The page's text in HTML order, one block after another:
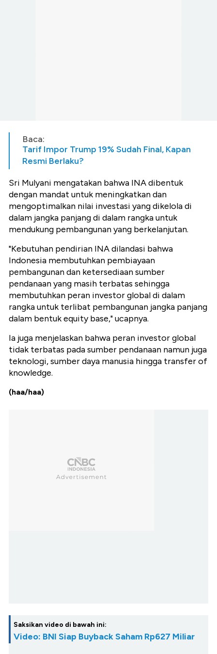
Baca:
Tarif Impor Trump 19% Sudah Final, Kapan
Resmi Berlaku?
Sri Mulyani mengatakan bahwa INA dibentuk
dengan mandat untuk meningkatkan dan
mengoptimalkan nilai investasi yang dikelola di
dalam jangka panjang di dalam rangka untuk
mendukung pembangunan yang berkelanjutan.
"Kebutuhan pendirian INA dilandasi bahwa
Indonesia membutuhkan pembiayaan
pembangunan dan ketersediaan sumber
pendanaan yang masih terbatas sehingga
membutuhkan peran investor global di dalam
rangka untuk terlibat pembangunan jangka panjang
dalam bentuk equity base," ucapnya.
Ia juga menjelaskan bahwa peran investor global
tidak terbatas pada sumber pendanaan namun juga
teknologi, sumber daya manusia hingga transfer of
knowledge.
(haa/haa)
Saksikan video di bawah ini:
Video: BNI Siap Buyback Saham Rp627 Miliar